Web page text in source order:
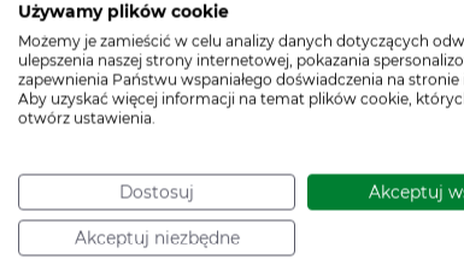
Używamy plików cookie
Możemy je zamieścić w celu analizy danych dotyczących
ulepszenia naszej strony internetowej, pokazania
zapewnienia Państwu wspaniałego doświadczenia na
Aby uzyskać więcej informacji na temat plików cookie,
otwórz ustawienia.
Dostosuj Akceptuj
Akceptuj niezbędne
>> Zakrzepica żył głębokich - jak
Angiografia – wskazania
Wskazania do przeprowadzenia
zakrzepica,
choroba wieńcowa(aby wykryć
serca),